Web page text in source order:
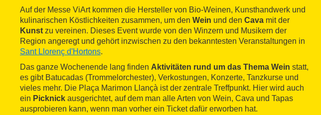
Auf der Messe ViArt kommen die Hersteller von Bio-Weinen, Kunsthandwerk und
kulinarischen Köstlichkeiten zusammen, um den Wein und den Cava mit der
Kunst zu vereinen. Dieses Event wurde von den Winzern und Musikern der
Region angeregt und gehört inzwischen zu den bekanntesten Veranstaltungen in
Sant Llorenç d'Hortons.
Das ganze Wochenende lang finden Aktivitäten rund um das Thema Wein statt,
es gibt Batucadas (Trommelorchester), Verkostungen, Konzerte, Tanzkurse und
vieles mehr. Die Plaça Marimon Llançà ist der zentrale Treffpunkt. Hier wird auch
ein Picknick ausgerichtet, auf dem man alle Arten von Wein, Cava und Tapas
ausprobieren kann, wenn man vorher ein Ticket dafür erworben hat.